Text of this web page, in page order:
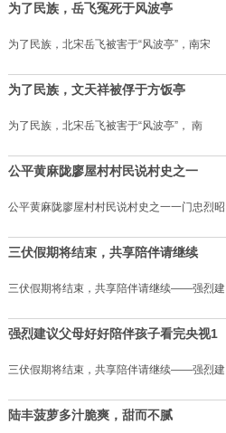
为了民族，岳飞冤死于风波亭
为了民族，北宋岳飞被害于“风波亭”，南宋
为了民族，文天祥被俘于方饭亭
为了民族，北宋岳飞被害于“风波亭”， 南
公平黄麻陇廖屋村村民说村史之一
公平黄麻陇廖屋村村民说村史之一一门忠烈昭
三伏假期将结束，共享陪伴请继续
三伏假期将结束，共享陪伴请继续——强烈建
强烈建议父母好好陪伴孩子看完央视1
三伏假期将结束，共享陪伴请继续——强烈建
陆丰菠萝多汁脆爽，甜而不腻